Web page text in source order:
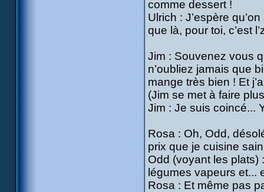
comme dessert !
Ulrich : J’espère
que là, pour toi, c’est
Jim : Souvenez vous
n’oubliez jamais que
mange très bien ! Et
(Jim se met à faire
Jim : Je suis coincé...
Rosa : Oh, Odd,
prix que je cuisine
Odd (voyant les plats)
légumes vapeurs et...
Rosa : Et même pas